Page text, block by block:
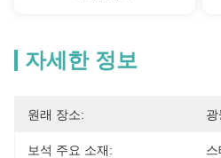
자세한 정보
원래 장소:
보석 주요 소재: